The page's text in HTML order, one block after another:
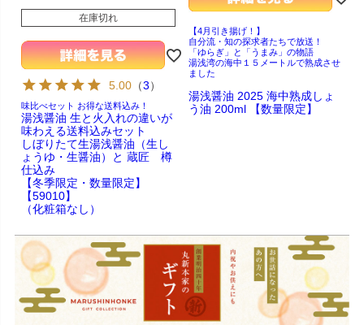
在庫切れ
5.00 （3）
味比べセット お得な送料込み！
湯浅醤油 生と火入れの違いが
味わえる送料込みセット
しぼりたて生湯浅醤油（生し
ょうゆ・生醤油）と 蔵匠 樽
仕込み
【冬季限定・数量限定】
【59010】
（化粧箱なし）
【4月引き揚げ！】
自分流・知の探求者たちで放送！
「ゆらぎ」と「うまみ」の物語
湯浅湾の海中１５メートルで熟成させ
ました
湯浅醤油 2025 海中熟成しょ
う油 200ml 【数量限定】